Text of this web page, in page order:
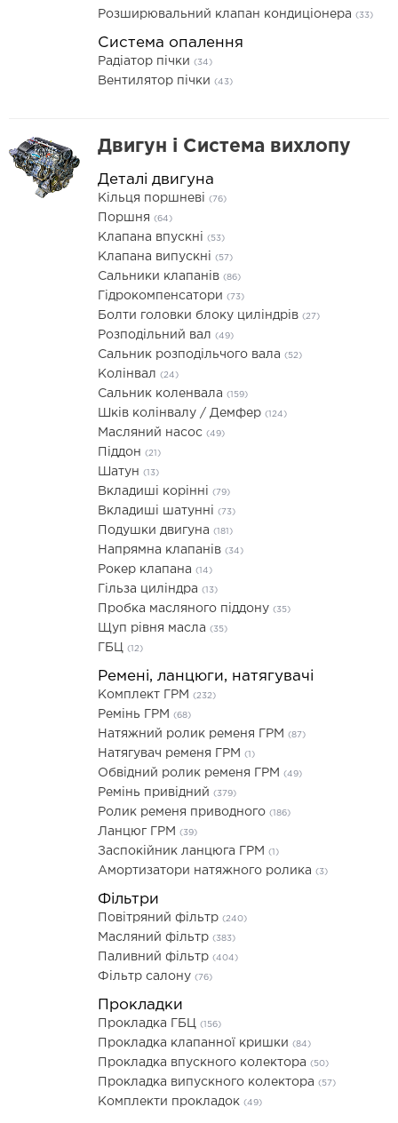
Розширювальний клапан кондиціонера (33)
Система опалення
Радіатор пічки (34)
Вентилятор пічки (43)
Двигун і Система вихлопу
Деталі двигуна
Кільця поршневі (76)
Поршня (64)
Клапана впускні (53)
Клапана випускні (57)
Сальники клапанів (86)
Гідрокомпенсатори (73)
Болти головки блоку циліндрів (27)
Розподільний вал (49)
Сальник розподільчого вала (52)
Колінвал (24)
Сальник коленвала (159)
Шків колінвалу / Демфер (124)
Масляний насос (49)
Піддон (21)
Шатун (13)
Вкладиші корінні (79)
Вкладиші шатунні (73)
Подушки двигуна (181)
Напрямна клапанів (34)
Рокер клапана (14)
Гільза циліндра (13)
Пробка масляного піддону (35)
Щуп рівня масла (35)
ГБЦ (12)
Ремені, ланцюги, натягувачі
Комплект ГРМ (232)
Ремінь ГРМ (68)
Натяжний ролик ременя ГРМ (87)
Натягувач ременя ГРМ (1)
Обвідний ролик ременя ГРМ (49)
Ремінь привідний (379)
Ролик ременя приводного (186)
Ланцюг ГРМ (39)
Заспокійник ланцюга ГРМ (1)
Амортизатори натяжного ролика (3)
Фільтри
Повітряний фільтр (240)
Масляний фільтр (383)
Паливний фільтр (404)
Фільтр салону (76)
Прокладки
Прокладка ГБЦ (156)
Прокладка клапанної кришки (84)
Прокладка впускного колектора (50)
Прокладка випускного колектора (57)
Комплекти прокладок (49)